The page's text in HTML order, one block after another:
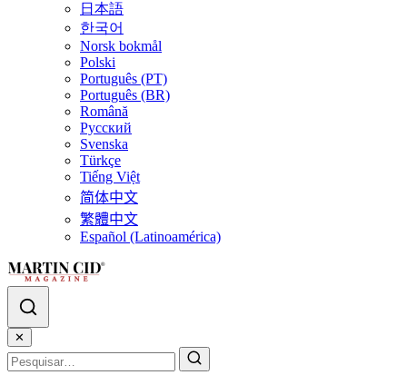
日本語
한국어
Norsk bokmål
Polski
Português (PT)
Português (BR)
Română
Русский
Svenska
Türkçe
Tiếng Việt
简体中文
繁體中文
Español (Latinoamérica)
✕